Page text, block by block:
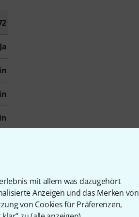
mit allem was dazugehört
Anzeigen und das Merken von
von Cookies für Präferenzen,
Ja